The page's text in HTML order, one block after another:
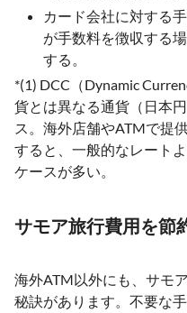
カード会社に対する
が手数料を徴収する
する。
*(1) DCC（Dynamic
貨とは異なる通貨（日本
ス。海外店舗やATMで提
すると、一般的なレート
ケースが多い。
サモア旅行費用を節
海外ATM以外にも、サモ
秘訣があります。不要な